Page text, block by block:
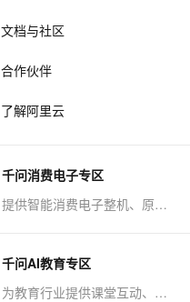
文档与社区
合作伙伴
了解阿里云
千问消费电子专区
提供智能消费电子整机、原子能力等AI方案
千问AI教育专区
为教育行业提供课堂互动、课程制作等AI方案